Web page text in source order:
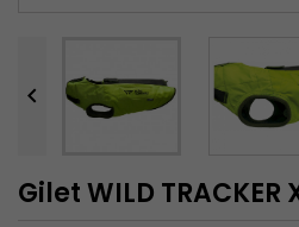

Gilet WILD TRACKER